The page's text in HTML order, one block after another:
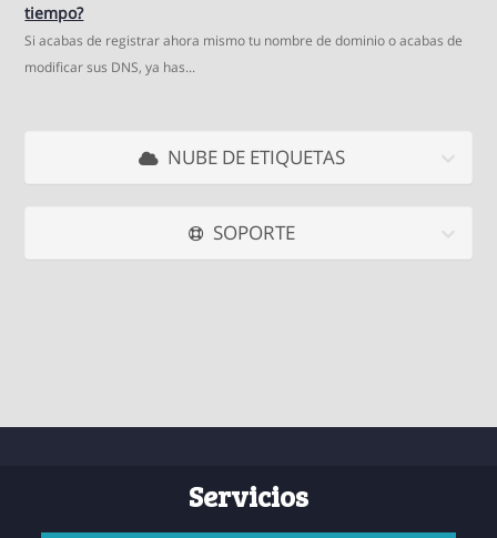
tiempo?
Si acabas de registrar ahora mismo tu nombre de dominio o acabas de
modificar sus DNS, ya has...
NUBE DE ETIQUETAS
SOPORTE
Servicios